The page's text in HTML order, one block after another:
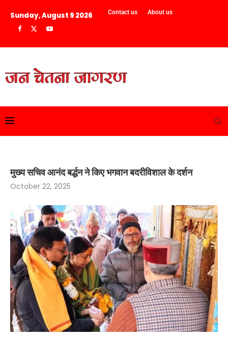
Sunday, August 9 2026 Contact us About us
मुख्य सचिव आनंद बर्द्धन ने किए भगवान बदरीविशाल के दर्शन
October 22, 2025